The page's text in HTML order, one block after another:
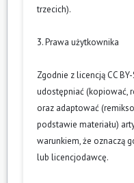
trzecich).
3. Prawa użytkownika
Zgodnie z licencją CC
udostępniać (kopiować,
oraz adaptować
podstawie materiału)
warunkiem, że oznaczą
lub licencjodawcę.